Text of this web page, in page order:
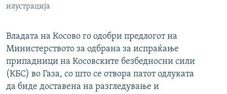
илустрација
Владата на Косово го одобри предлогот на
Министерството за одбрана за испраќање
припадници на Косовските безбедносни сили
(КБС) во Газа, со што се отвора патот одлуката
да биде доставена на разгледување и